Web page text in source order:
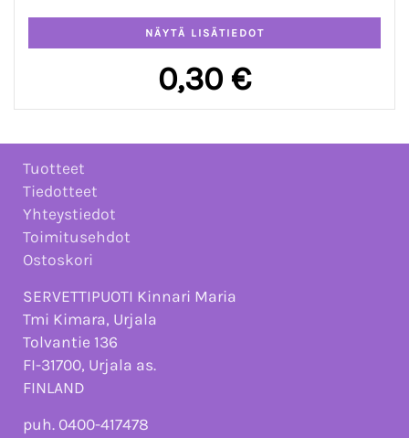
0,30 €
Tuotteet
Tiedotteet
Yhteystiedot
Toimitusehdot
Ostoskori
SERVETTIPUOTI Kinnari Maria
Tmi Kimara, Urjala
Tolvantie 136
FI-31700, Urjala as.
FINLAND
puh. 0400-417478